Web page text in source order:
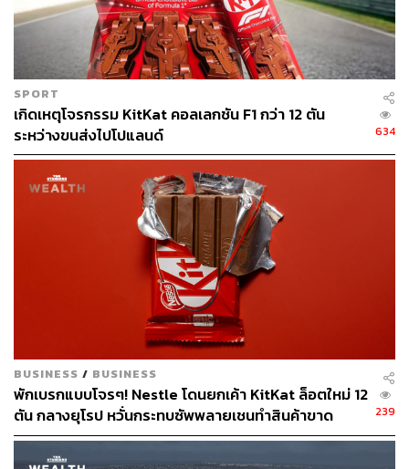
ส่วนด้านในร้านจะมีเพียงเคาน์เตอร์บาร์ช็อกโกแลต และ
เก้าอี้ใสจำนวนหนึ่ง เผื่อใครอยากนั่งดื่ม พูดคุยเกี่ยวกับ
ช็อกโกแลตหน้าบาร์
SPORT
เกิดเหตุโจรกรรม KitKat คอลเลกชัน F1 กว่า 12 ตัน
ระหว่างขนส่งไปโปแลนด์
634
BUSINESS / BUSINESS
พักเบรกแบบโจรๆ! Nestle โดนยกเค้า KitKat ล็อตใหม่ 12
ตัน กลางยุโรป หวั่นกระทบซัพพลายเชนทำสินค้าขาด
ตลาดชั่วคราว
239